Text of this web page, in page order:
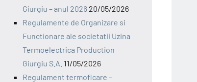
Giurgiu – anul 2026 20/05/2026
Regulamente de Organizare si
Functionare ale societatii Uzina
Termoelectrica Production
Giurgiu S.A. 11/05/2026
Regulament termoficare –